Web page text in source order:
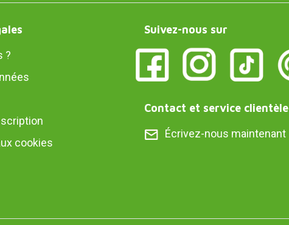
?
cookies
Suivez-nous sur
Contact et service clientèle
Écrivez-nous maintenant